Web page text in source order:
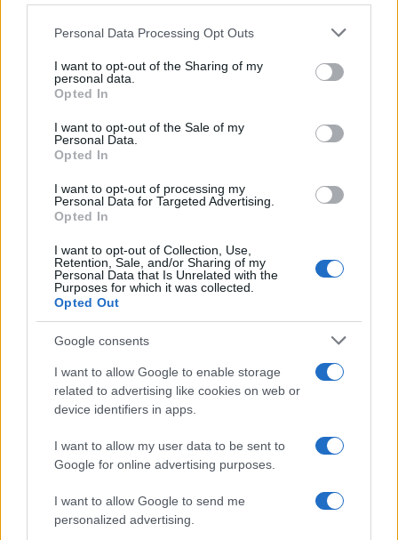
Personal Data Processing Opt Outs
I want to opt-out of the Sharing of my
personal data.
Opted In
I want to opt-out of the Sale of my
Personal Data.
Opted In
I want to opt-out of processing my
Personal Data for Targeted Advertising.
Opted In
I want to opt-out of Collection, Use,
Retention, Sale, and/or Sharing of my
Personal Data that Is Unrelated with the
Purposes for which it was collected.
Opted Out
Google consents
I want to allow Google to enable storage
related to advertising like cookies on web or
device identifiers in apps.
I want to allow my user data to be sent to
Google for online advertising purposes.
I want to allow Google to send me
personalized advertising.
Un meccanismo infernale, che ogni giorno
spazza via lungo il suo cammino carriere profes­
sionali, stabilità economiche, reputazioni,
vite intere.
In questo libro Ermes Antonucci ripropone al
lettore venti storie esemplificative di vittime
protagonisti volti noti, da politici a funzionari
pubblici a manager di successo, ma anche
persone comuni, a conferma che il virus di
questa gogna devastante, come qualsiasi altro